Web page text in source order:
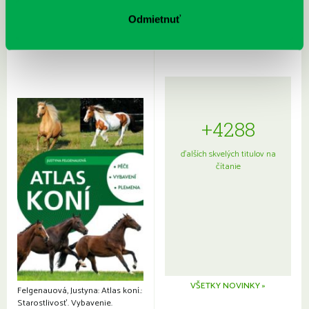
Odmietnuťjaponskou kuchyňou a etiketou
Felgenauová, Justyna: Atlas koní.:
Starostlivosť. Vybavenie.
+4288
ďalších skvelých titulov na
čítanie
VŠETKY NOVINKY »